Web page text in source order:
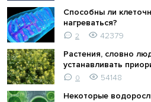
Способны ли
нагреваться?
2
42379
Растения, словно
устанавливать
0
54148
Некоторые